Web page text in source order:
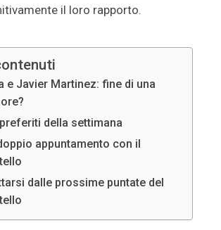
il loro rapporto.
e Javier Martinez: fine di una
della settimana
appuntamento con il
dalle prossime puntate del